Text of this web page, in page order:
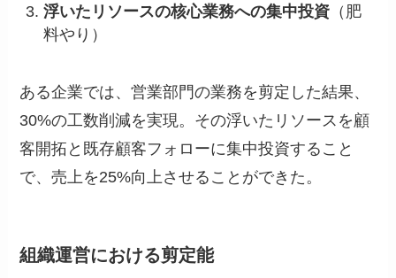
浮いたリソースの核心業務への集中投資 （肥
料やり）
ある企業では、営業部門の業務を剪定した結果、
30%の工数削減を実現。その浮いたリソースを顧
客開拓と既存顧客フォローに集中投資すること
で、売上を25%向上させることができた。
組織運営における剪定能